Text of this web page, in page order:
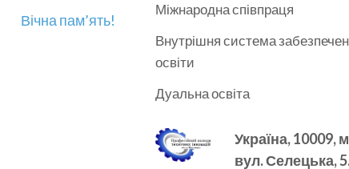
Вічна пам’ять!
Міжнародна співпраця
Внутрішня система
освіти
Дуальна освіта
Україна, 10009,
вул. Селецька,